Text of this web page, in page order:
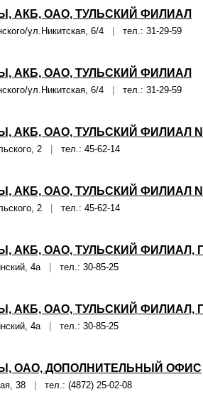
АКБ, ОАО, ТУЛЬСКИЙ ФИЛИАЛ
ул.Никитская, 6/4 тел.: 31-29-59
АКБ, ОАО, ТУЛЬСКИЙ ФИЛИАЛ
ул.Никитская, 6/4 тел.: 31-29-59
АКБ, ОАО, ТУЛЬСКИЙ ФИЛИАЛ
2 тел.: 45-62-14
АКБ, ОАО, ТУЛЬСКИЙ ФИЛИАЛ
2 тел.: 45-62-14
АКБ, ОАО, ТУЛЬСКИЙ ФИЛИАЛ,
4а тел.: 30-85-25
АКБ, ОАО, ТУЛЬСКИЙ ФИЛИАЛ,
4а тел.: 30-85-25
ОАО, ДОПОЛНИТЕЛЬНЫЙ ОФИС
38 тел.: (4872) 25-02-08